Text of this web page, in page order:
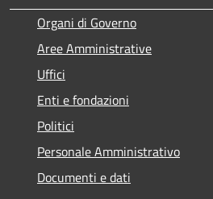
Organi di Governo
Aree Amministrative
Uffici
Enti e fondazioni
Politici
Personale Amministrativo
Documenti e dati